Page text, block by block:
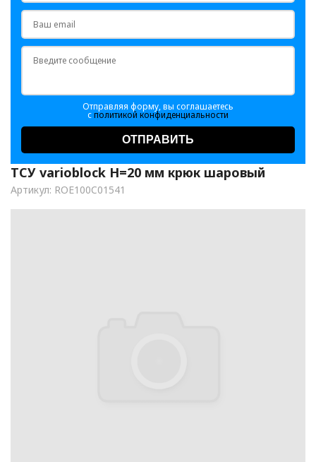
Отправляя форму, вы соглашаетесь
сполитикой конфиденциальности
ОТПРАВИТЬ
ТСУ varioblock H=20 мм крюк шаровый
Артикул: ROE100C01541